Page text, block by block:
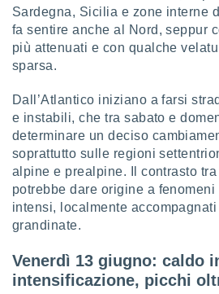
esso.
cookie
il tuo
in
a piè
del
Sardegna, Sicilia e zone interne
fa sentire anche al Nord, seppur
più attenuati e con qualche
sparsa.
Dall’Atlantico iniziano a farsi
e instabili, che tra sabato e
determinare un deciso
soprattutto sulle regioni
alpine e prealpine. Il contrasto
potrebbe dare origine a
intensi, localmente
grandinate.
Venerdì 13 giugno: caldo
intensificazione, picchi